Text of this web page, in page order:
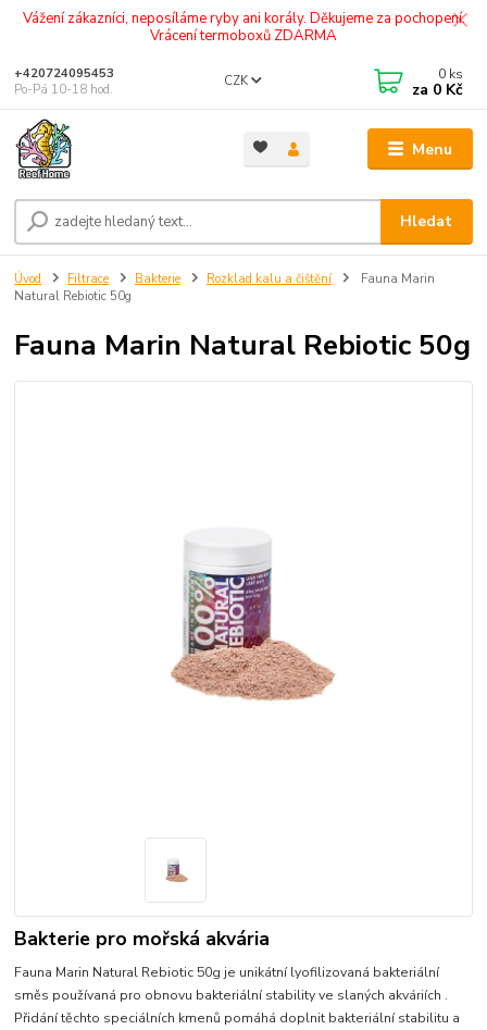
Vážení zákazníci, neposíláme ryby ani korály. Děkujeme za pochopení.
Vrácení termoboxů ZDARMA
Menu
CZK
Hledat
+420724095453
Po-Pá 10-18 hod.
0 ks
za 0 Kč
Úvod Filtrace Bakterie Rozklad kalu a čištění
Fauna Marin
Natural Rebiotic 50g
Fauna Marin Natural Rebiotic 50g
Bakterie pro mořská akvária
Fauna Marin Natural Rebiotic 50g je unikátní lyofilizovaná bakteriální
směs používaná pro obnovu bakteriální stability ve slaných akváriích .
Přidání těchto speciálních kmenů pomáhá doplnit bakteriální stabilitu a